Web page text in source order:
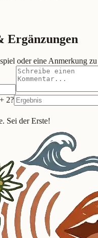
Ergänzungen
oder eine Anmerkung
+ 2?
Sei der Erste!